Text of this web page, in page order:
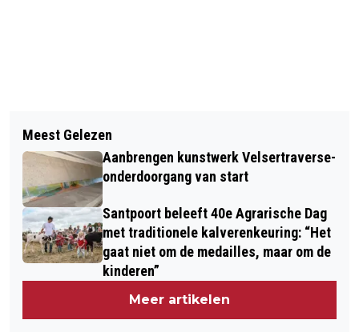
WOENSDAG ZIEN WE STERRETJES:
STERRENREGEN ORIONIDEN OOK IN
REGIO KENNEMERLAND ZICHTBAAR
TELSTAR VERVALT IN HERHALING
Meest Gelezen
Aanbrengen kunstwerk Velsertraverse-
onderdoorgang van start
Santpoort beleeft 40e Agrarische Dag
met traditionele kalverenkeuring: “Het
gaat niet om de medailles, maar om de
kinderen”
Meer artikelen